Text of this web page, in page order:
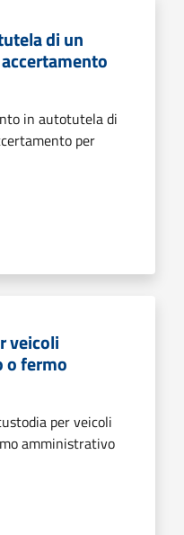
di un
in autotutela di
per
veicoli
o fermo
per veicoli
amministrativo